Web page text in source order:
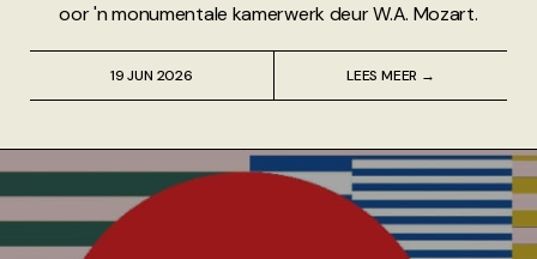
oor 'n monumentale kamerwerk deur W.A. Mozart.
19 JUN 2026 LEES MEER →